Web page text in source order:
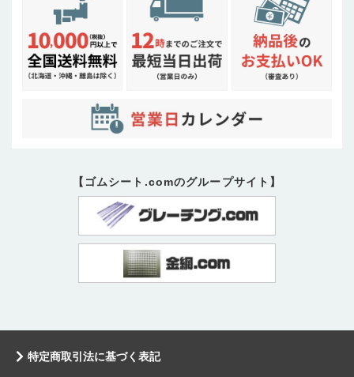
【ゴムシート.comのグループサイト】
特定商取引法に基づく表記